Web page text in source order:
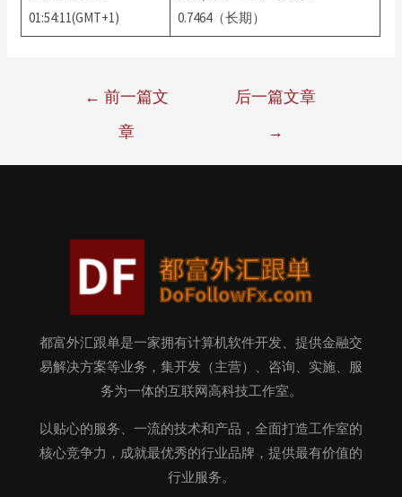
01:54:11(GMT+1)
0.7464（长期）
← 前一篇文
章
后一篇文章
→
都富外汇跟单是一家拥有计算机软件开发、提供金融交
易解决方案等业务，集开发（主营）、咨询、实施、服
务为一体的互联网高科技工作室。
以贴心的服务、一流的技术和产品，全面打造工作室的
核心竞争力，成就最优秀的行业品牌，提供最有价值的
行业服务。